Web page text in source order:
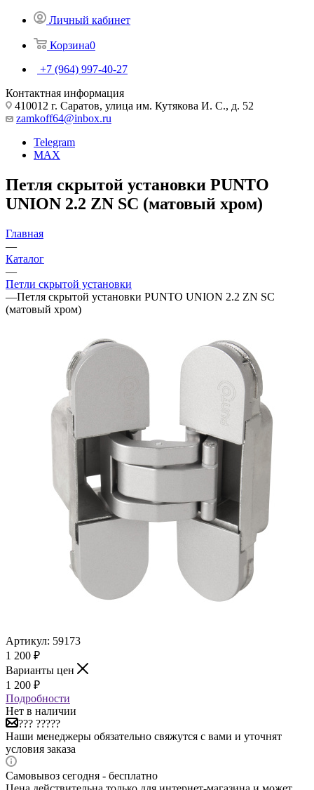
Личный кабинет
Корзина0
+7 (964) 997-40-27
Контактная информация
410012 г. Саратов, улица им. Кутякова И. С., д. 52
zamkoff64@inbox.ru
Telegram
MAX
Петля скрытой установки PUNTO
UNION 2.2 ZN SC (матовый хром)
Главная
—
Каталог
—
Петли скрытой установки
—Петля скрытой установки PUNTO UNION 2.2 ZN SC
(матовый хром)
Артикул: 59173
1 200 ₽
Варианты цен
1 200 ₽
Подробности
Нет в наличии
??? ?????
Наши менеджеры обязательно свяжутся с вами и уточнят
условия заказа
Самовывоз сегодня - бесплатно